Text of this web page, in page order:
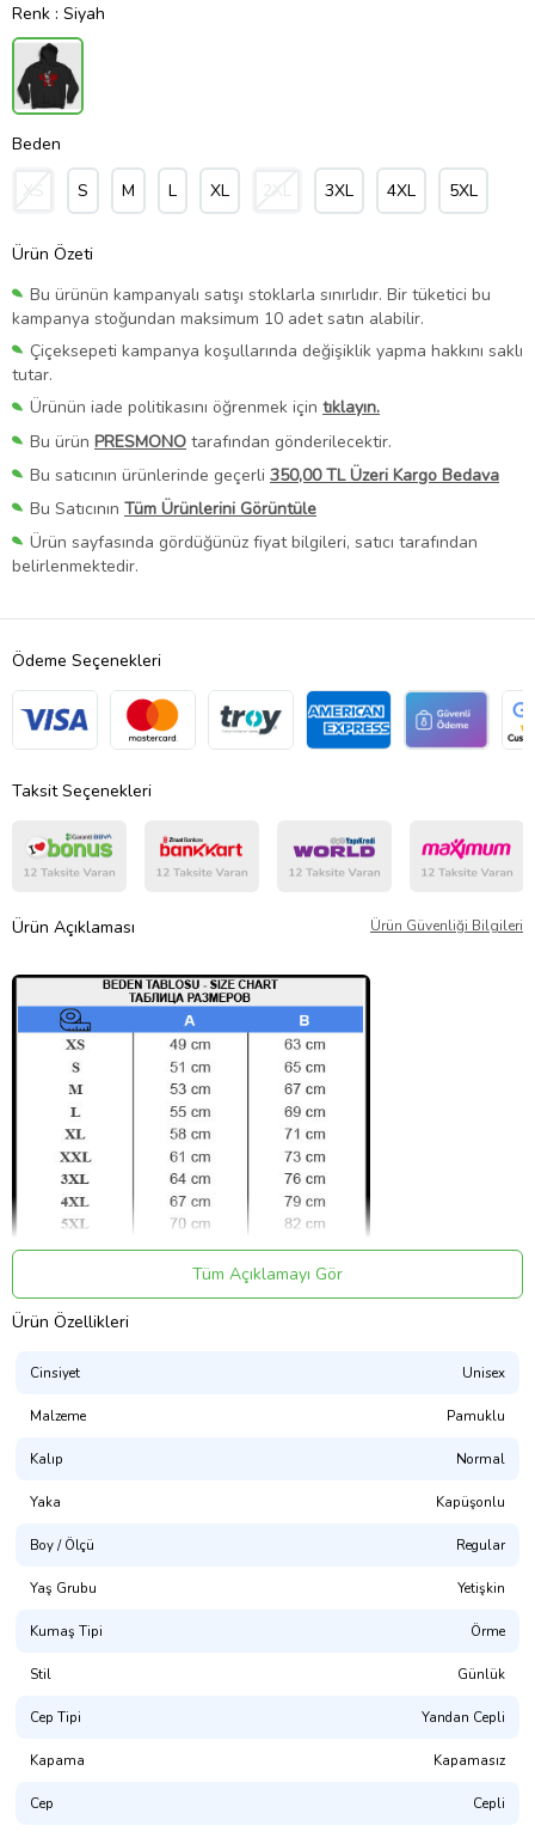
Renk : Siyah
Beden
XS S M L XL 2XL 3XL 4XL 5XL
Ürün Özeti
Bu ürünün kampanyalı satışı stoklarla sınırlıdır. Bir tüketici bu
kampanya stoğundan maksimum 10 adet satın alabilir.
Çiçeksepeti kampanya koşullarında değişiklik yapma hakkını saklı
tutar.
Ürünün iade politikasını öğrenmek için tıklayın.
Bu ürün PRESMONO tarafından gönderilecektir.
Bu satıcının ürünlerinde geçerli 350,00 TL Üzeri Kargo Bedava
Bu Satıcının Tüm Ürünlerini Görüntüle
Ürün sayfasında gördüğünüz fiyat bilgileri, satıcı tarafından
belirlenmektedir.
Ödeme Seçenekleri
Taksit Seçenekleri
Ürün Açıklaması Ürün Güvenliği Bilgileri
Presmono
Kalıp: Rahat Kesim (Unisex. Hem Erkek Hem Kadın Giyime
Uygundur)
%100 Pamuklu. 3 İplik Kumaş.
(NOT: Uygun bedeni bulamadınız mı? Mağaza sayfamızda
Tüm Açıklamayı Gör
Ürün Özellikleri
Cinsiyet Unisex
Malzeme Pamuklu
Kalıp Normal
Yaka Kapüşonlu
Boy / Ölçü Regular
Yaş Grubu Yetişkin
Kumaş Tipi Örme
Stil Günlük
Cep Tipi Yandan Cepli
Kapama Kapamasız
Cep Cepli